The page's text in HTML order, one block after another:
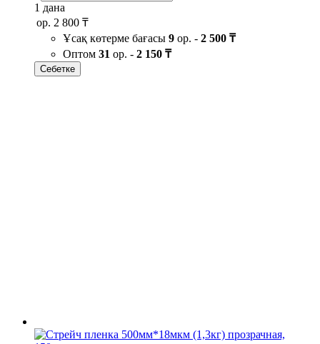
1 дана
ор. 2 800 ₸
Ұсақ көтерме бағасы 9 ор. - 2 500 ₸
Оптом 31 ор. - 2 150 ₸
Себетке